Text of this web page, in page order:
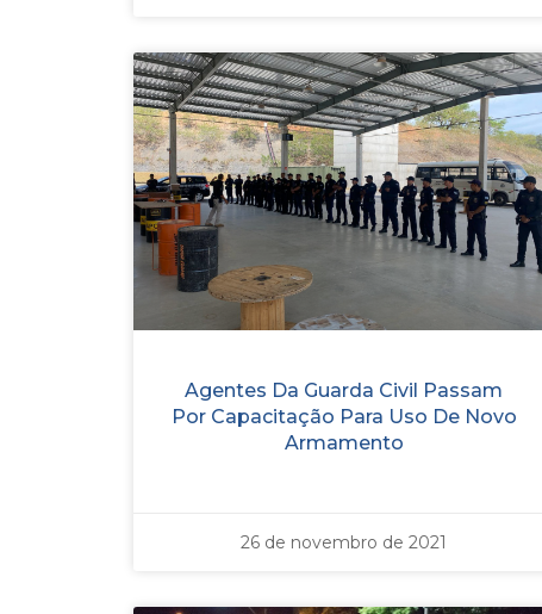
Agentes Da Guarda Civil Passam
Por Capacitação Para Uso De Novo
Armamento
26 de novembro de 2021